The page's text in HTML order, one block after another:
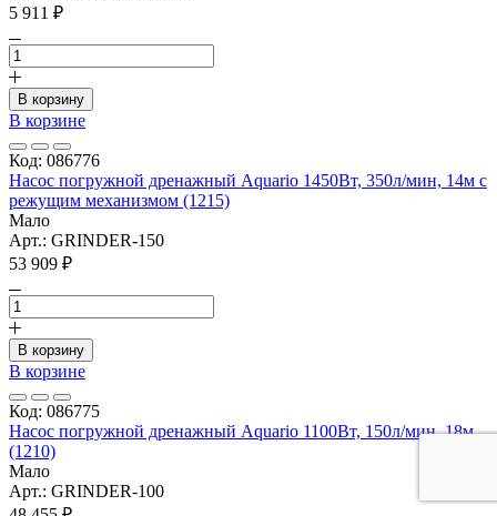
5 911 ₽
В корзину
В корзине
Код: 086776
Насос погружной дренажный Aquario 1450Вт, 350л/мин, 14м с
режущим механизмом (1215)
Мало
Арт.: GRINDER-150
53 909 ₽
В корзину
В корзине
Код: 086775
Насос погружной дренажный Aquario 1100Вт, 150л/мин, 18м
(1210)
Мало
Арт.: GRINDER-100